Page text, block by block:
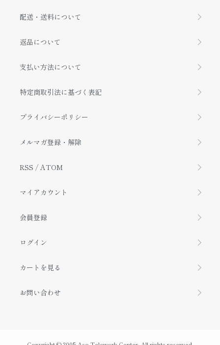
配送・送料について
返品について
支払い方法について
特定商取引法に基づく表記
プライバシーポリシー
メルマガ登録・解除
RSS / ATOM
マイアカウント
会員登録
ログイン
カートを見る
お問い合わせ